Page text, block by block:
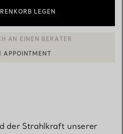
LEGEN
KONTAKTIEREN ODER EINEN
der Strahlkraft unserer